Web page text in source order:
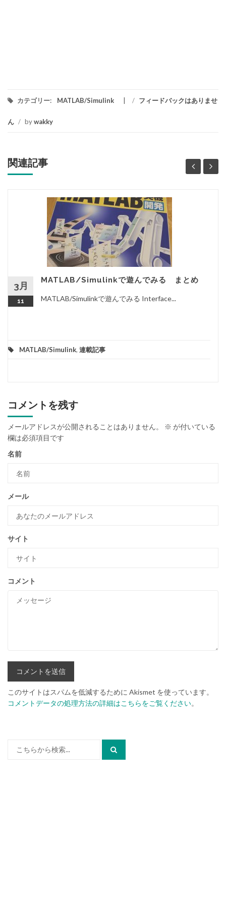
カテゴリー: MATLAB/Simulink / フィードバックはありませ
ん / bywakky
関連記事
3月
11
MATLAB/Simulinkで遊んでみる まとめ
MATLAB/Simulinkで遊んでみる Interface...
MATLAB/Simulink, 連載記事
コメントを残す
メールアドレスが公開されることはありません。 ※ が付いている
欄は必須項目です
名前
メール
サイト
コメント
このサイトはスパムを低減するために Akismet を使っています。
コメントデータの処理方法の詳細はこちらをご覧ください。